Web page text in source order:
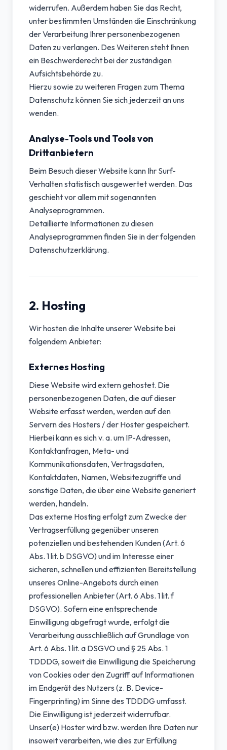
widerrufen. Außerdem haben Sie das Recht,
unter bestimmten Umständen die Einschränkung
der Verarbeitung Ihrer personenbezogenen
Daten zu verlangen. Des Weiteren steht Ihnen
ein Beschwerderecht bei der zuständigen
Aufsichtsbehörde zu.
Hierzu sowie zu weiteren Fragen zum Thema
Datenschutz können Sie sich jederzeit an uns
wenden.
Analyse-Tools und Tools von
Drittanbietern
Beim Besuch dieser Website kann Ihr Surf-
Verhalten statistisch ausgewertet werden. Das
geschieht vor allem mit sogenannten
Analyseprogrammen.
Detaillierte Informationen zu diesen
Analyseprogrammen finden Sie in der folgenden
Datenschutzerklärung.
2. Hosting
Wir hosten die Inhalte unserer Website bei
folgendem Anbieter:
Externes Hosting
Diese Website wird extern gehostet. Die
personenbezogenen Daten, die auf dieser
Website erfasst werden, werden auf den
Servern des Hosters / der Hoster gespeichert.
Hierbei kann es sich v. a. um IP-Adressen,
Kontaktanfragen, Meta- und
Kommunikationsdaten, Vertragsdaten,
Kontaktdaten, Namen, Websitezugriffe und
sonstige Daten, die über eine Website generiert
werden, handeln.
Das externe Hosting erfolgt zum Zwecke der
Vertragserfüllung gegenüber unseren
potenziellen und bestehenden Kunden (Art. 6
Abs. 1 lit. b DSGVO) und im Interesse einer
sicheren, schnellen und effizienten Bereitstellung
unseres Online-Angebots durch einen
professionellen Anbieter (Art. 6 Abs. 1 lit. f
DSGVO). Sofern eine entsprechende
Einwilligung abgefragt wurde, erfolgt die
Verarbeitung ausschließlich auf Grundlage von
Art. 6 Abs. 1 lit. a DSGVO und § 25 Abs. 1
TDDDG, soweit die Einwilligung die Speicherung
von Cookies oder den Zugriff auf Informationen
im Endgerät des Nutzers (z. B. Device-
Fingerprinting) im Sinne des TDDDG umfasst.
Die Einwilligung ist jederzeit widerrufbar.
Unser(e) Hoster wird bzw. werden Ihre Daten nur
insoweit verarbeiten, wie dies zur Erfüllung